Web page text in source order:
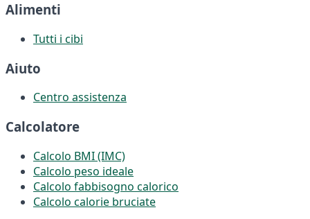
Alimenti
Tutti i cibi
Aiuto
Centro assistenza
Calcolatore
Calcolo BMI (IMC)
Calcolo peso ideale
Calcolo fabbisogno calorico
Calcolo calorie bruciate